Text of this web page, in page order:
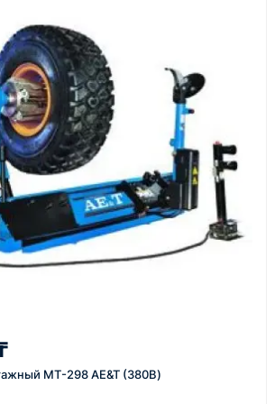
товара и условий сделки.
товары проходят визуальную
клиента мы можем отправить
о состоянии товара на
зависит от наличия товара у
доставки, габаритов груза,
компании и условий
отправка. Точный срок
при расчёте заказа.
МТ-298 AE&T (380В)